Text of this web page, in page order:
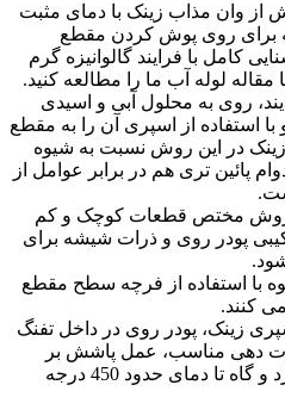
از وان مذاب زینک با دمای مثبت
به مدت 1دقیقه برای روی پوش کردن مقطع
کامل با فرایند گالوانیزه گرم
لوله آب ما را مطالعه کنید.
روی به محلول آبی و اسیدی
استفاده از اسپری آن را به مقطع
در این روش نسبت به شیوه
پائین تری هم در برابر عوامل از
روش مختص قطعات کوچک و کم
پودر روی و ذرات شیشه برای
با استفاده از فرچه سطح مقطع
کنند.
زینک، پودر روی در داخل تفنگ
دهی مناسب، عمل پاشش بر
روی مقطع انجام می پذیرد و گاه تا دمای حدود 450 درجه